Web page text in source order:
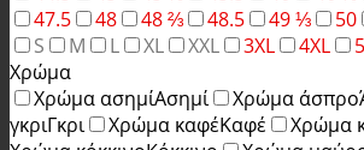
47.5
48 48 ⅔ 48.5 49 ⅓ 50
S
M L XL XXL 3XL 4XL
Χρώμα
Χρώμα ασημίΑσημί Χρώμα άσπρο
γκριΓκρι Χρώμα καφέΚαφέ Χρώμα